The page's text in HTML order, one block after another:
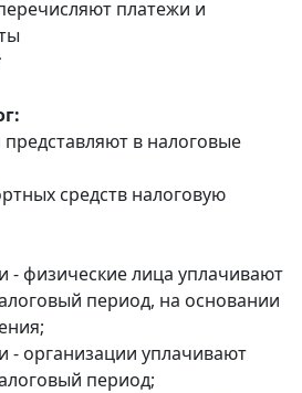
платежи и
в налоговые
средств налоговую
- физические лица уплачивают
период, на основании
- организации уплачивают
период;